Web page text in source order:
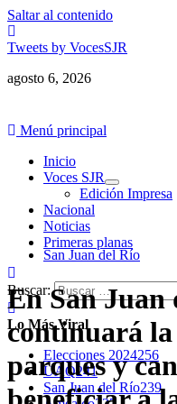
Saltar al contenido
Tweets by VocesSJR
agosto 6, 2026
Menú principal
Inicio
Voces SJR
Edición Impresa
Nacional
Noticias
Primeras planas
Buscar:
Lo Más Viral
Elecciones 2024256
UAQ241
San Juan del Río239
San Juan del Río
En San Juan
continuará
parques y